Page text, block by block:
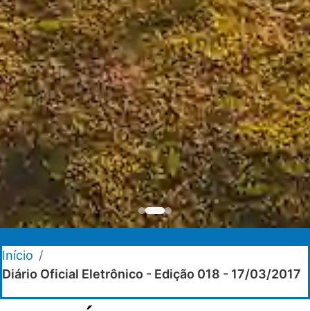
Início /
Diário Oficial Eletrônico - Edição 018 - 17/03/2017